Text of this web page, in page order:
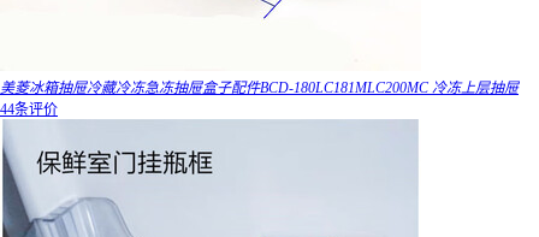
美菱冰箱抽屉冷藏冷冻急冻抽屉盒子配件BCD-180LC181MLC200MC 冷冻上层抽屉
44条评价